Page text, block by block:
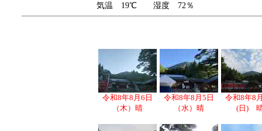
気温 19℃ 湿度 72％
令和8年8月6日
（木）晴
令和8年8月5日
（水）晴
令和8年8
(日)